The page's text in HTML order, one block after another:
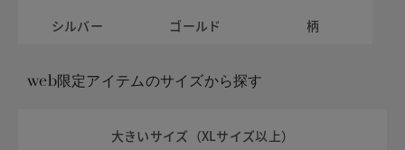
シルバー
ゴールド 柄
web限定アイテムのサイズから探す
大きいサイズ（XLサイズ以上）